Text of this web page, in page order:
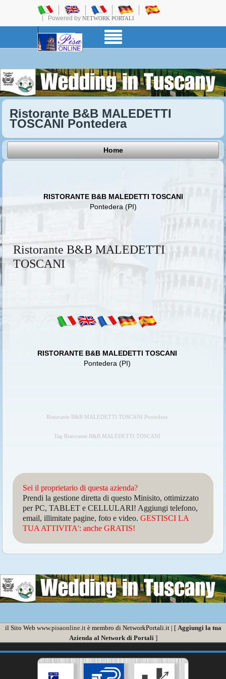
Powered by NETWORK PORTALI
Ristorante B&B MALEDETTI
TOSCANI Pontedera
Home
RISTORANTE B&B MALEDETTI TOSCANI
Pontedera (PI)
Ristorante B&B MALEDETTI
TOSCANI
RISTORANTE B&B MALEDETTI TOSCANI
Pontedera (PI)
Ristorante B&B MALEDETTI TOSCANI Pontedera
Tag Ristorante B&B MALEDETTI TOSCANI
Sei il proprietario di questa azienda?
Prendi la gestione diretta di questo Minisito, ottimizzato
per PC, TABLET e CELLULARI! Aggiungi telefono,
email, illimitate pagine, foto e video.GESTISCI LA
TUA ATTIVITA': anche GRATIS!
il Sito Web www.pisaonline.itè membro di NetworkPortali.it | [ Aggiungi la tua
Azienda al Network di Portali ]